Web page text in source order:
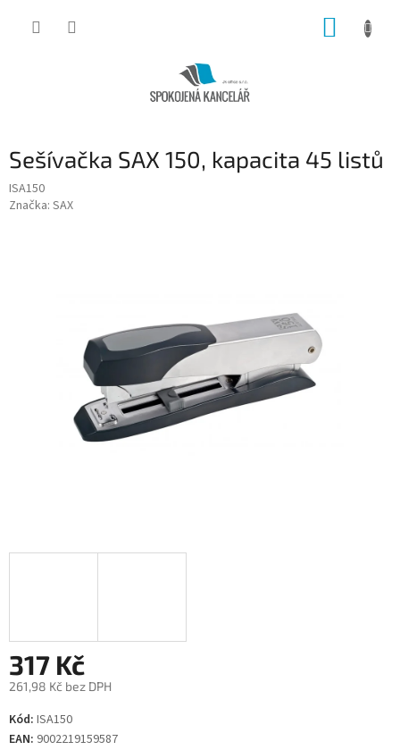
Sešívačka SAX 150, kapacita 45 listů
ISA150
Značka: SAX
317 Kč
261,98 Kč bez DPH
Měrná
cena:
Kód: ISA150
EAN: 9002219159587